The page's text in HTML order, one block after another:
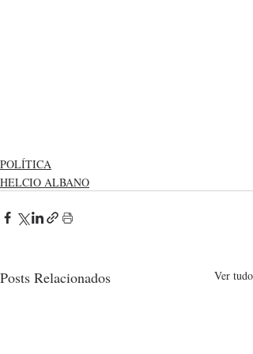
POLÍTICA
HELCIO ALBANO
Posts Relacionados Ver tudo